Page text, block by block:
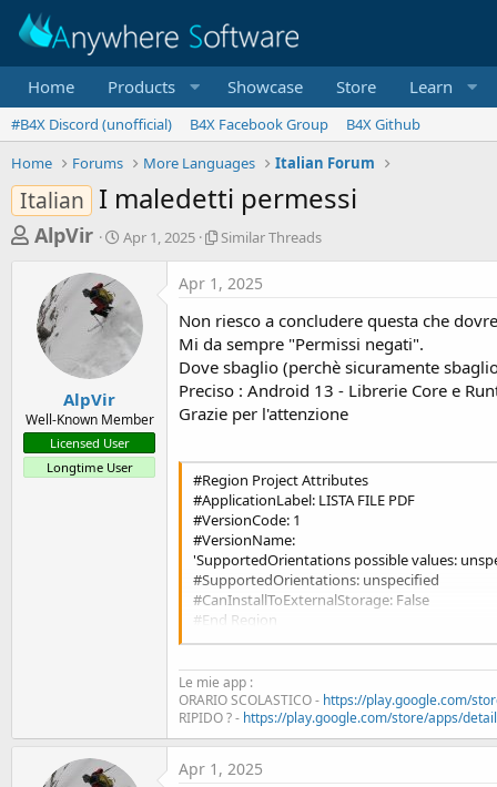
Home Products Showcase Store Learn
#B4X Discord (unofficial) B4X Facebook Group
B4X Github
Home
Forums More Languages Italian Forum
Italian I maledetti permessi
T
e
a
t
a
r
AlpVir
S
r
t
d
a
t
Apr 1, 2025
S
i
a
r
T
h
r
d
s
Similar Threads
AlpVir
Well-Known Member
Licensed User
Longtime User
Apr 1, 2025
Non riesco a concludere questa che
Mi da sempre "Permissi negati".
Dove sbaglio (perchè sicuramente
Preciso : Android 13 - Librerie Core e
Grazie per l'attenzione
#Region Project Attributes
#ApplicationLabel: LISTA FILE PDF
#VersionCode: 1
#VersionName:
'SupportedOrientations possible values:
#SupportedOrientations: unspecified
#CanInstallToExternalStorage: False
#End Region
#FullScreen: False
#IncludeTitle: True
#End Region
Le mie app :
ORARIO SCOLASTICO - https://play.google.com/
RIPIDO ? - https://play.google.com/store/apps/
Apr 1, 2025